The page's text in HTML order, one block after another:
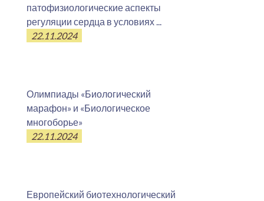
патофизиологические аспекты
регуляции сердца в условиях ...
22.11.2024
Олимпиады «Биологический
марафон» и «Биологическое
многоборье»
22.11.2024
Европейский биотехнологический